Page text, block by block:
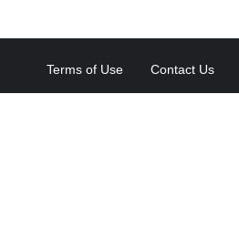
Terms of Use Contact Us